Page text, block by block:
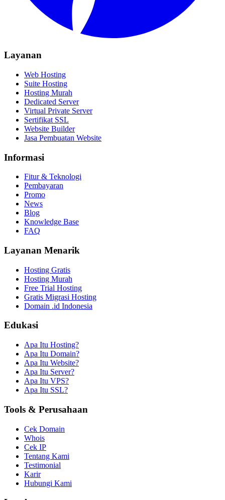
Layanan
Web Hosting
Suite Hosting
Hosting Murah
Dedicated Server
Virtual Private Server
Sertifikat SSL
Website Builder
Jasa Pembuatan Website
Informasi
Fitur & Teknologi
Pembayaran
Promo
News
Blog
Knowledge Base
FAQ
Layanan Menarik
Hosting Gratis
Hosting Murah
Free Trial Hosting
Gratis Migrasi Hosting
Domain .id Indonesia
Edukasi
Apa Itu Hosting?
Apa Itu Domain?
Apa Itu Website?
Apa Itu Server?
Apa Itu VPS?
Apa Itu SSL?
Tools & Perusahaan
Cek Domain
Whois
Cek IP
Tentang Kami
Testimonial
Karir
Hubungi Kami